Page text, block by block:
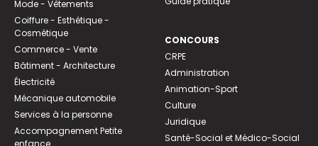
Mode - Vêtements
Coiffure - Esthétique -
Cosmétique
Commerce - Vente
Bâtiment - Architecture
Électricité
Mécanique automobile
Services à la personne
Accompagnement Petite
CONCOURS
CRPE
Administration
Animation-Sport
Culture
Juridique
Santé-Social et Médico-Social